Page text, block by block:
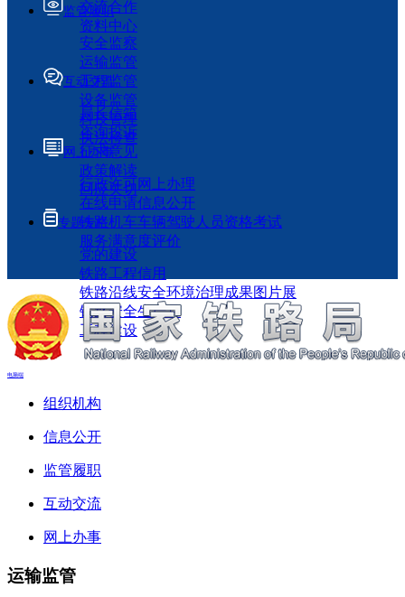
交流合作
资料中心
监管履职
安全监察
运输监管
工程监管
设备监管
科技管理
执法检查
互动交流
局长信箱
咨询投诉
征求意见
政策解读
回应关切
网上办事
行政许可网上办理
在线申请信息公开
铁路机车车辆驾驶人员资格考试
服务满意度评价
专题专栏
党的建设
铁路工程信用
铁路沿线安全环境治理成果图片展
铁路安全生产月
工程建设
电脑端
组织机构
信息公开
监管履职
互动交流
网上办事
运输监管